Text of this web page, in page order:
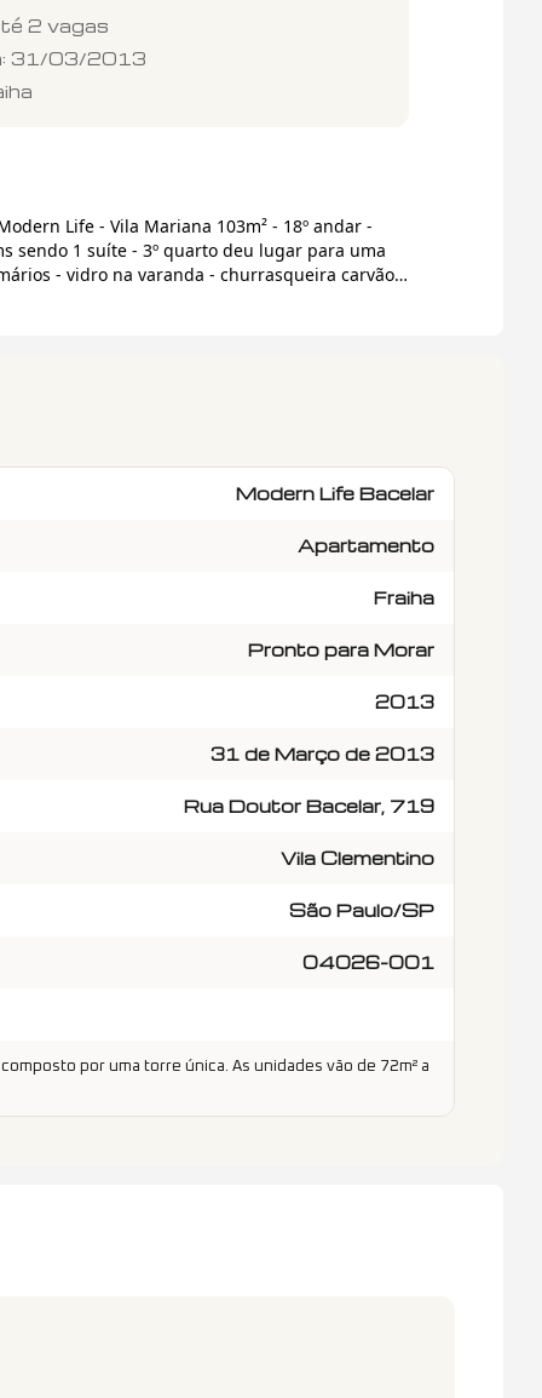
2 vagas
31/03/2013
- Vila Mariana 103m² - 18º andar -
sendo 1 suíte - 3º quarto deu lugar para uma
- vidro na varanda - churrasqueira carvão -
Modern Life Bacelar
Apartamento
Fraiha
Pronto para Morar
2013
31 de Março de 2013
Rua Doutor Bacelar, 719
Vila Clementino
São Paulo/SP
04026-001
por uma torre única. As unidades vão de 72m² a